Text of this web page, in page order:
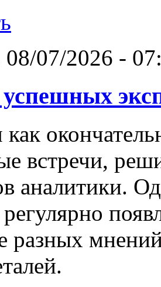
08/07/2026 -
как
встречи,
аналитики.
регулярно
разных